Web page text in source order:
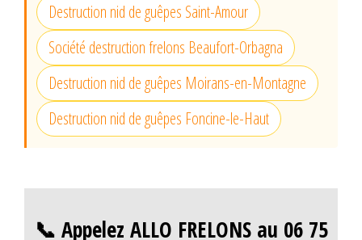
Destruction nid de guêpes Saint-Amour
Société destruction frelons Beaufort-Orbagna
Destruction nid de guêpes Moirans-en-Montagne
Destruction nid de guêpes Foncine-le-Haut
📞 Appelez ALLO FRELONS au 06 75